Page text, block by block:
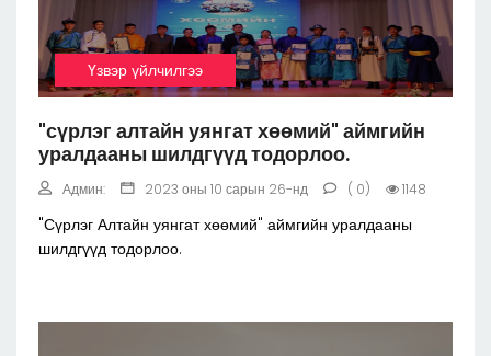
Үзвэр үйлчилгээ
"сүрлэг алтайн уянгат хөөмий" аймгийн
уралдааны шилдгүүд тодорлоо.
Админ: 2023 оны 10 сарын 26-нд ( 0) 1148
"Сүрлэг Алтайн уянгат хөөмий" аймгийн уралдааны
шилдгүүд тодорлоо.